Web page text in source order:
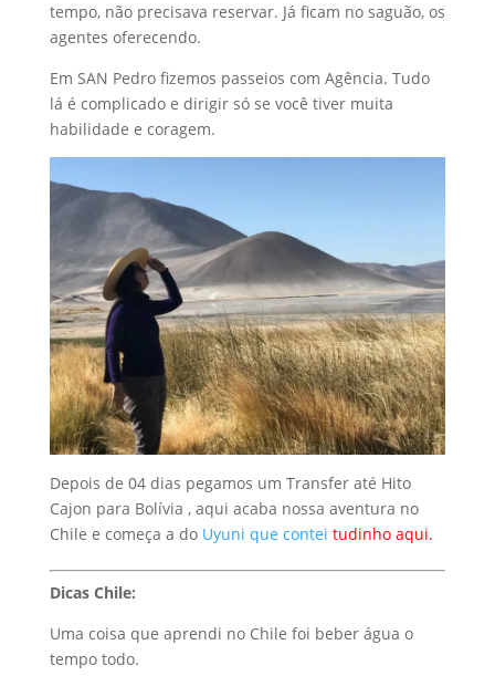
tempo, não precisava reservar. Já ficam no saguão, os
agentes oferecendo.
Em SAN Pedro fizemos passeios com Agência. Tudo
lá é complicado e dirigir só se você tiver muita
habilidade e coragem.
Depois de 04 dias pegamos um Transfer até Hito
Cajon para Bolívia , aqui acaba nossa aventura no
Chile e começa a do Uyuni que contei tudinho aqui.
Dicas Chile:
Uma coisa que aprendi no Chile foi beber água o
tempo todo.